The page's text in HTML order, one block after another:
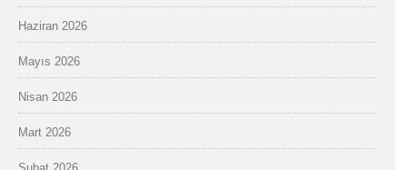
Haziran 2026
Mayıs 2026
Nisan 2026
Mart 2026